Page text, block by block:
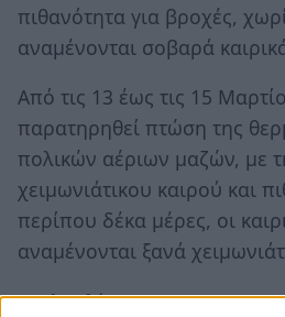
πιθανότητα για βροχές,
αναμένονται σοβαρά
Από τις 13 έως τις 15
παρατηρηθεί πτώση της
πολικών αέριων μαζών, με
χειμωνιάτικου καιρού και
περίπου δέκα μέρες, οι
αναμένονται ξανά
Ακολουθήστε τοnotospress.gr